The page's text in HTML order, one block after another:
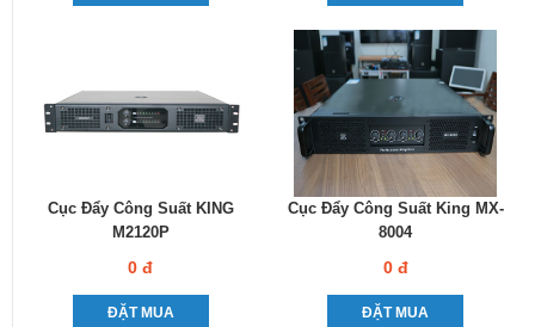
Cục Đẩy Công Suất KING
M2120P
0 đ
ĐẶT MUA
Cục Đẩy Công Suất King MX-
8004
0 đ
ĐẶT MUA